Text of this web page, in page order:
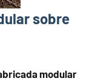
sobre
modular